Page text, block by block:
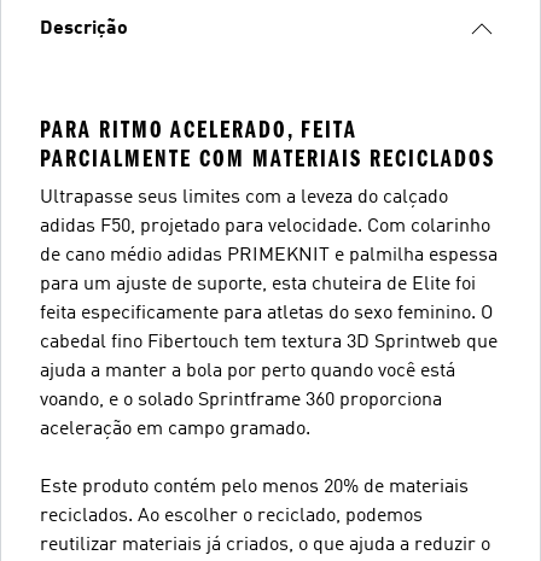
Descrição
PARA RITMO ACELERADO, FEITA
PARCIALMENTE COM MATERIAIS RECICLADOS
Ultrapasse seus limites com a leveza do calçado
adidas F50, projetado para velocidade. Com colarinho
de cano médio adidas PRIMEKNIT e palmilha espessa
para um ajuste de suporte, esta chuteira de Elite foi
feita especificamente para atletas do sexo feminino. O
cabedal fino Fibertouch tem textura 3D Sprintweb que
ajuda a manter a bola por perto quando você está
voando, e o solado Sprintframe 360 proporciona
aceleração em campo gramado.
Este produto contém pelo menos 20% de materiais
reciclados. Ao escolher o reciclado, podemos
reutilizar materiais já criados, o que ajuda a reduzir o